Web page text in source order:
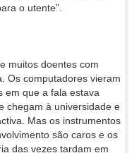
o utente”.
muitos doentes com
Os computadores vieram
em que a fala estava
chegam à universidade e
Mas os instrumentos
são caros e os
das vezes tardam em